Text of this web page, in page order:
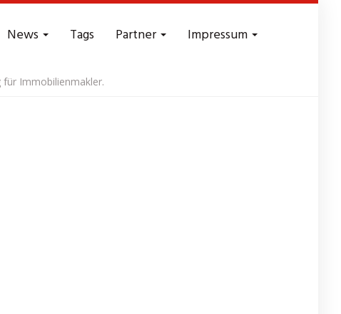
News Tags Partner Impressum
für Immobilienmakler.